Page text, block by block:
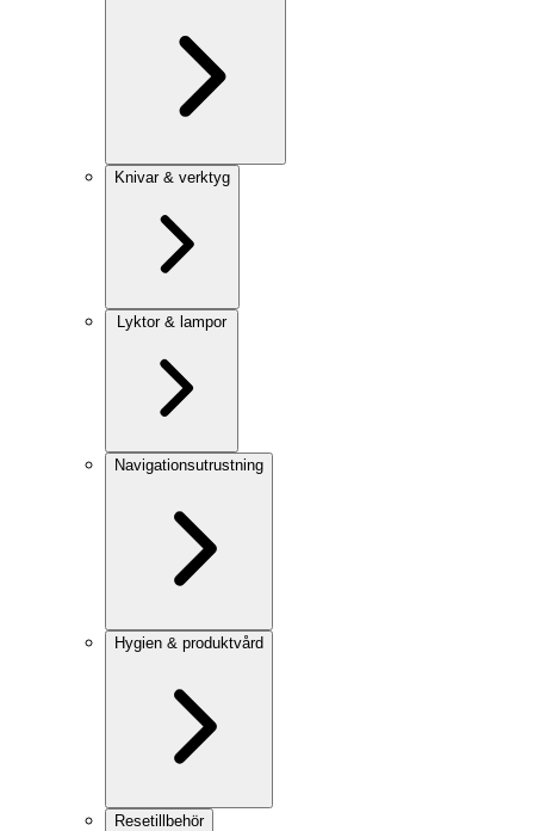
Knivar & verktyg
Lyktor & lampor
Navigationsutrustning
Hygien & produktvård
Resetillbehör